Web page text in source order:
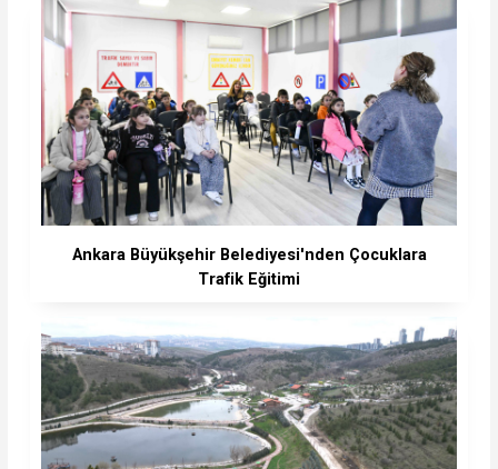
Ankara Büyükşehir Belediyesi'nden Çocuklara
Trafik Eğitimi